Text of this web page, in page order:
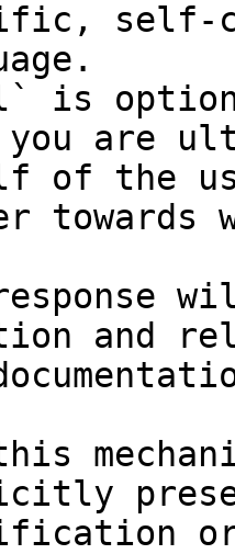
self-
is
you are
of the
and
or